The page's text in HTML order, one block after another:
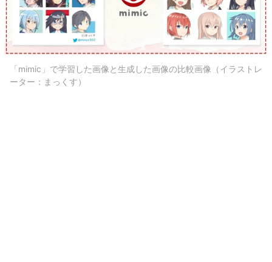
「mimic」で学習した画像と生成した画像の比較画像（イラストレ
ーター：まっくす）